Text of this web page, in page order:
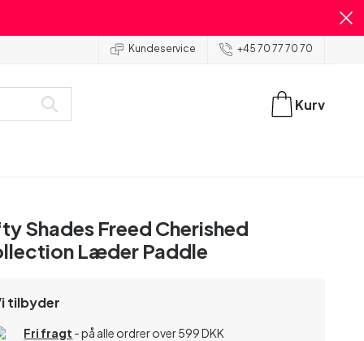
Kundeservice +45 70 77 70 70
Kurv
Shades Freed Cherished
Læder Paddle
tilbyder
Fri fragt - på alle ordrer over 599 DKK